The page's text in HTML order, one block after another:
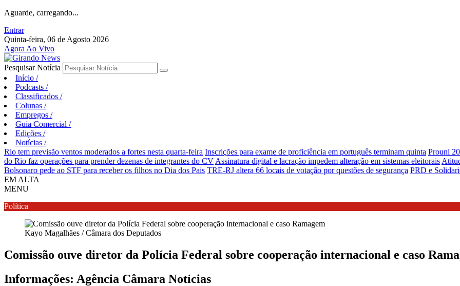
Aguarde, carregando...
Entrar
Quinta-feira, 06 de Agosto 2026
Agora Ao Vivo
Pesquisar Notícia
Início /
Podcasts /
Classificados /
Colunas /
Empregos /
Guia Comercial /
Edições /
Notícias /
Rio tem previsão ventos moderados a fortes nesta quarta-feira Inscrições para exame de proficiência em português terminam quinta Prouni
do Rio faz operações para prender dezenas de integrantes do CV Assinatura digital e lacração impedem alteração em sistemas eleitorais
Bolsonaro pede ao STF para receber os filhos no Dia dos Pais TRE-RJ altera 66 locais de votação por questões de segurança PRD e
EM ALTA
MENU
Política
Kayo Magalhães / Câmara dos Deputados
Comissão ouve diretor da Polícia Federal sobre cooperação internacional e caso
Informações: Agência Câmara Notícias